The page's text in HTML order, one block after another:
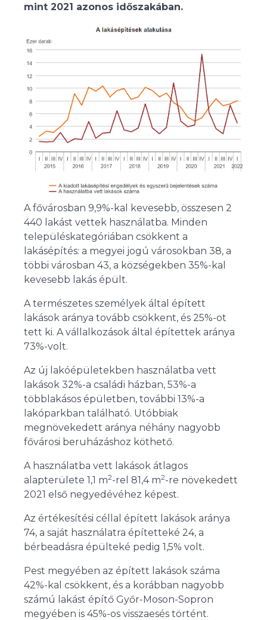
mint 2021 azonos időszakában.
A fővárosban 9,9%- kal kevesebb, összesen 2
440 lakást vettek használatba. Minden
településkategóriában csökkent a
lakásépítés: a megyei jogú városokban 38, a
többi városban 43, a községekben 35%- kal
kevesebb lakás épült.
A természetes személyek által épített
lakások aránya tovább csökkent, és 25%-ot
tett ki. A vállalkozások által építettek aránya
73%-volt.
Az új lakóépületekben használatba vett
lakások 32%-a családi házban, 53%-a
többlakásos épületben, további 13%-a
lakóparkban található. Utóbbiak
megnövekedett aránya néhány nagyobb
fővárosi beruházáshoz köthető.
A használatba vett lakások átlagos
alapterülete 1,1 m2-rel 81,4 m2-re növekedett
2021 első negyedévéhez képest.
Az értékesítési céllal épített lakások aránya
74, a saját használatra építetteké 24, a
bérbeadásra épülteké pedig 1,5% volt.
Pest megyében az épített lakások száma
42%- kal csökkent, és a korábban nagyobb
számú lakást építő Győr-Moson-Sopron
megyében is 45%-os visszaesés történt.